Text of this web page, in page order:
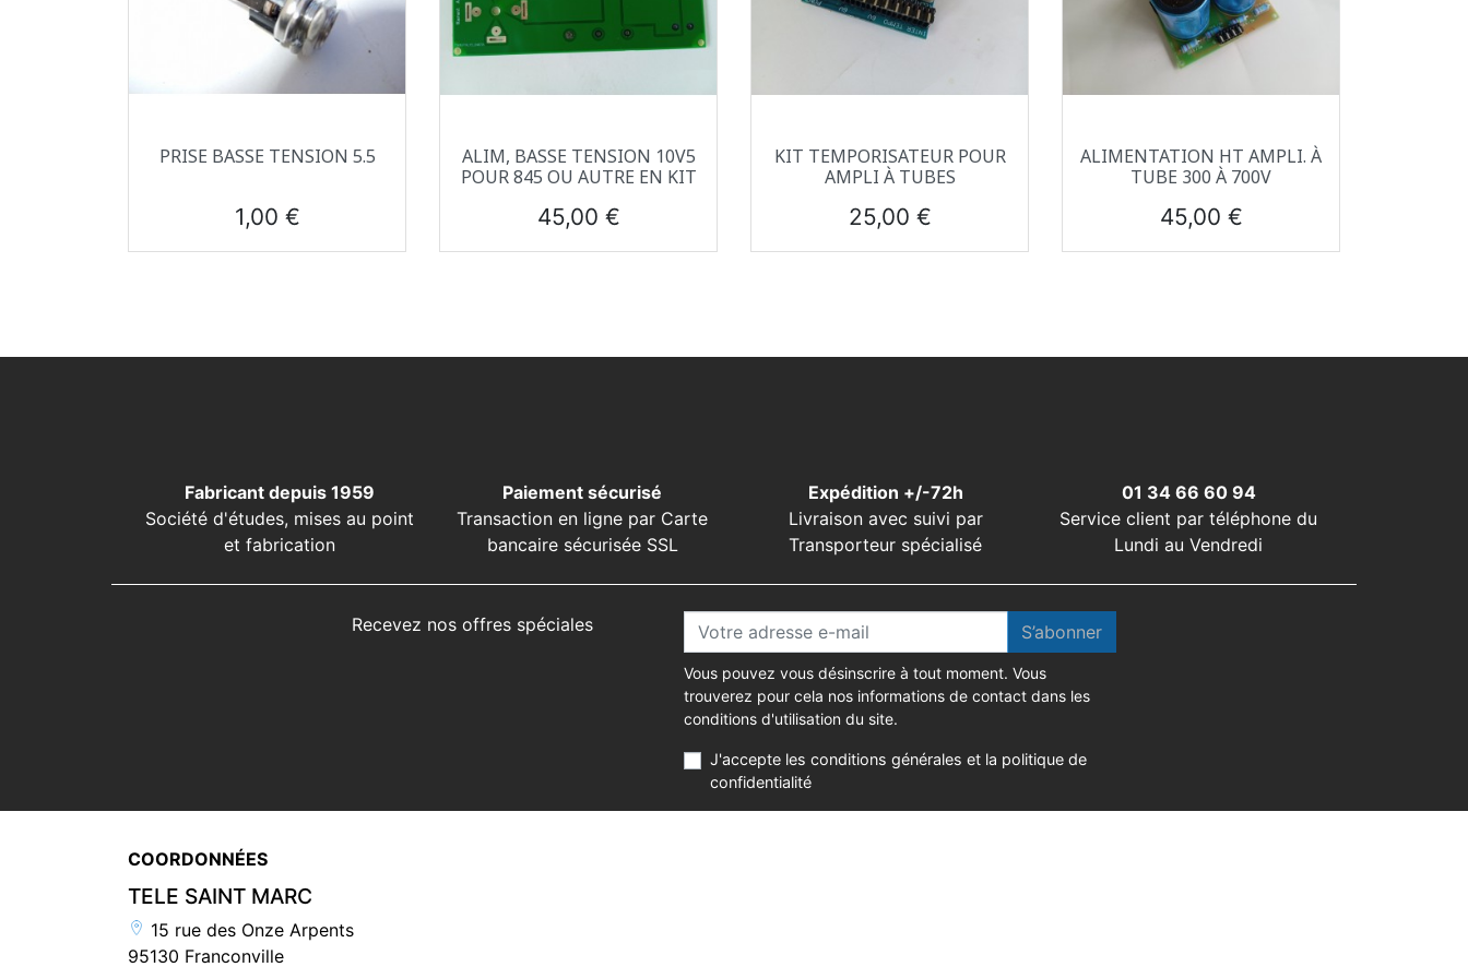
 Aperçu rapide
PRISE BASSE TENSION 5.5
Prix
1,00 €
Aperçu rapide
ALIM, BASSE TENSION 10V5
POUR 845 OU AUTRE EN KIT
Prix
45,00 €
 Aperçu rapide
KIT TEMPORISATEUR POUR
AMPLI À TUBES
Prix
25,00 €
Aperçu rapide
ALIMENTATION HT AMPLI. À
TUBE 300 À 700V
Prix
45,00 €
Fabricant depuis 1959
Société d'études, mises au point
et fabrication
Paiement sécurisé
Transaction en ligne par Carte
bancaire sécurisée SSL
Expédition +/-72h
Livraison avec suivi par
Transporteur spécialisé
01 34 66 60 94
Service client par téléphone du
Lundi au Vendredi
Recevez nos offres spéciales S’abonner
Vous pouvez vous désinscrire à tout moment. Vous
trouverez pour cela nos informations de contact dans les
conditions d'utilisation du site.
J'accepte les conditions générales et la politique de
confidentialité
COORDONNÉES
TELE SAINT MARC
15 rue des Onze Arpents
95130 Franconville